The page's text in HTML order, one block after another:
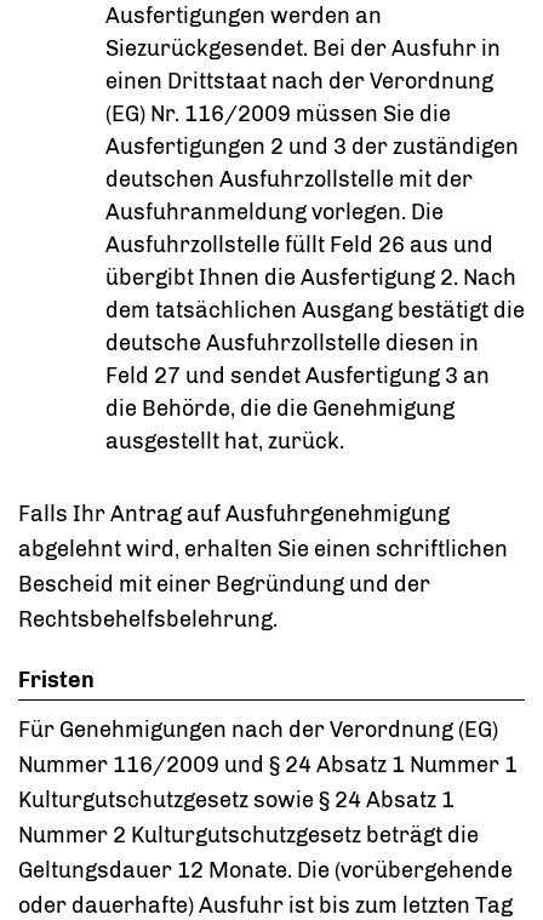
Ausfertigungen werden an
Siezurückgesendet. Bei der Ausfuhr in
einen Drittstaat nach der Verordnung
(EG) Nr. 116/2009 müssen Sie die
Ausfertigungen 2 und 3 der zuständigen
deutschen Ausfuhrzollstelle mit der
Ausfuhranmeldung vorlegen. Die
Ausfuhrzollstelle füllt Feld 26 aus und
übergibt Ihnen die Ausfertigung 2. Nach
dem tatsächlichen Ausgang bestätigt die
deutsche Ausfuhrzollstelle diesen in
Feld 27 und sendet Ausfertigung 3 an
die Behörde, die die Genehmigung
ausgestellt hat, zurück.
Falls Ihr Antrag auf Ausfuhrgenehmigung
abgelehnt wird, erhalten Sie einen schriftlichen
Bescheid mit einer Begründung und der
Rechtsbehelfsbelehrung.
Fristen
Für Genehmigungen nach der Verordnung (EG)
Nummer 116/2009 und § 24 Absatz 1 Nummer 1
Kulturgutschutzgesetz sowie § 24 Absatz 1
Nummer 2 Kulturgutschutzgesetz beträgt die
Geltungsdauer 12 Monate. Die (vorübergehende
oder dauerhafte) Ausfuhr ist bis zum letzten Tag